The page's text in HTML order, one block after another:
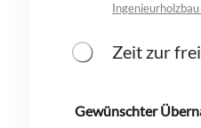
Zeit zur
Gewünschter